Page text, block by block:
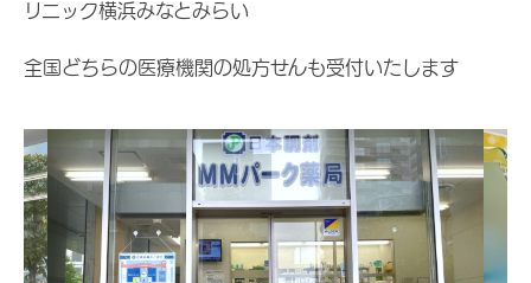
リニック横浜みなとみらい
全国どちらの医療機関の処方せんも受付いたします